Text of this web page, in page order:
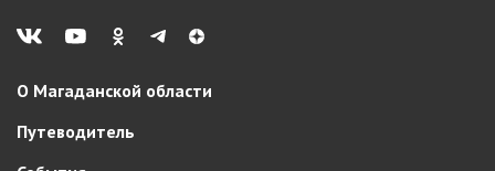
О Магаданской области
Путеводитель